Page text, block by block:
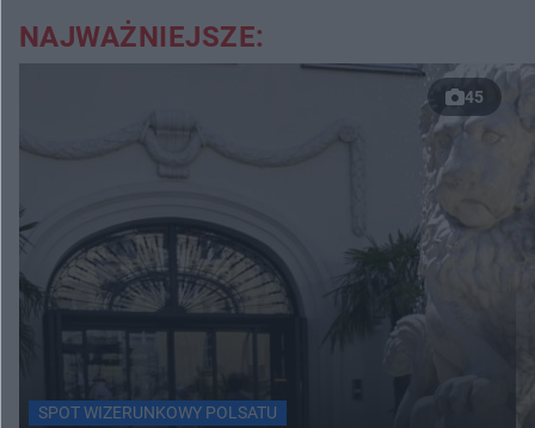
NAJWAŻNIEJSZE:
45
SPOT WIZERUNKOWY POLSATU